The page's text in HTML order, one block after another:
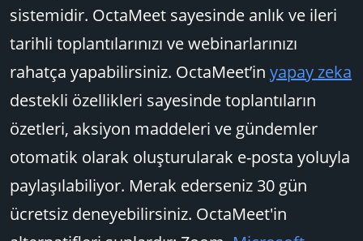
i
sistemidir. OctaMeet sayesinde anlık ve ileri
tarihli toplantılarınızı ve webinarlarınızı
rahatça yapabilirsiniz. OctaMeet’in yapay zeka
destekli özellikleri sayesinde toplantıların
özetleri, aksiyon maddeleri ve gündemler
otomatik olarak oluşturularak e-posta yoluyla
paylaşılabiliyor. Merak ederseniz 30 gün
ücretsiz deneyebilirsiniz. OctaMeet'in